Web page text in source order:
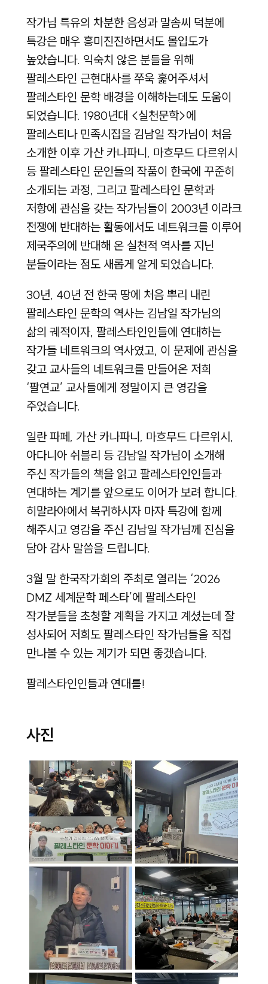
작가님 특유의 차분한 음성과 말솜씨 덕분에
특강은 매우 흥미진진하면서도 몰입도가
높았습니다. 익숙치 않은 분들을 위해
팔레스타인 근현대사를 쭈욱 훑어주셔서
팔레스타인 문학 배경을 이해하는데도 도움이
되었습니다. 1980년대 <실천문학>에
팔레스티나 민족시집을 김남일 작가님이 처음
소개한 이후 가산 카나파니, 마흐무드 다르위시
등 팔레스타인 문인들의 작품이 한국에 꾸준히
소개되는 과정, 그리고 팔레스타인 문학과
저항에 관심을 갖는 작가님들이 2003년 이라크
전쟁에 반대하는 활동에서도 네트워크를 이루어
제국주의에 반대해 온 실천적 역사를 지닌
분들이라는 점도 새롭게 알게 되었습니다.
30년, 40년 전 한국 땅에 처음 뿌리 내린
팔레스타인 문학의 역사는 김남일 작가님의
삶의 궤적이자, 팔레스타인인들에 연대하는
작가들 네트워크의 역사였고, 이 문제에 관심을
갖고 교사들의 네트워크를 만들어온 저희
‘팔연교’ 교사들에게 정말이지 큰 영감을
주었습니다.
일란 파페, 가산 카나파니, 마흐무드 다르위시,
아다니아 쉬블리 등 김남일 작가님이 소개해
주신 작가들의 책을 읽고 팔레스타인인들과
연대하는 계기를 앞으로도 이어가 보려 합니다.
히말라야에서 복귀하시자 마자 특강에 함께
해주시고 영감을 주신 김남일 작가님께 진심을
담아 감사 말씀을 드립니다.
3월 말 한국작가회의 주최로 열리는 ‘2026
DMZ 세계문학 페스타’에 팔레스타인
작가분들을 초청할 계획을 가지고 계셨는데 잘
성사되어 저희도 팔레스타인 작가님들을 직접
만나볼 수 있는 계기가 되면 좋겠습니다.
팔레스타인인들과 연대를!
사진